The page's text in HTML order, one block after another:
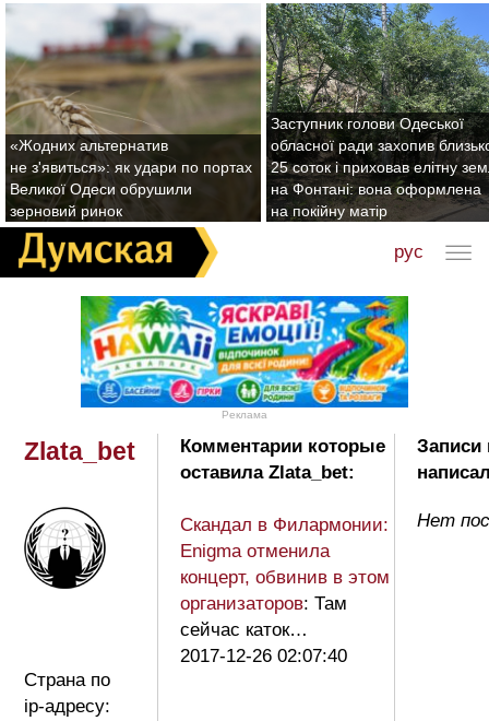
«Жодних альтернатив
не з'явиться»: як удари по портах
Великої Одеси обрушили
зерновий ринок
Заступник голови Одеської
обласної ради захопив
25 соток і приховав елітну
на Фонтані: вона оформлена
на покійну матір
рус
Реклама
Zlata_bet
Страна по
ip-адресу:
Комментарии которые
оставила Zlata_bet:
Скандал в Филармонии:
Enigma отменила
концерт, обвинив в этом
организаторов: Там
сейчас каток…
2017-12-26 02:07:40
Записи
Нет